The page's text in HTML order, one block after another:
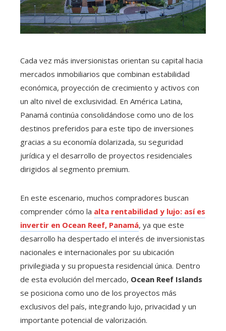
Cada vez más inversionistas orientan su capital hacia
mercados inmobiliarios que combinan estabilidad
económica, proyección de crecimiento y activos con
un alto nivel de exclusividad. En América Latina,
Panamá continúa consolidándose como uno de los
destinos preferidos para este tipo de inversiones
gracias a su economía dolarizada, su seguridad
jurídica y el desarrollo de proyectos residenciales
dirigidos al segmento premium.
En este escenario, muchos compradores buscan
comprender cómo la alta rentabilidad y lujo: así es
invertir en Ocean Reef, Panamá, ya que este
desarrollo ha despertado el interés de inversionistas
nacionales e internacionales por su ubicación
privilegiada y su propuesta residencial única. Dentro
de esta evolución del mercado, Ocean Reef Islands
se posiciona como uno de los proyectos más
exclusivos del país, integrando lujo, privacidad y un
importante potencial de valorización.